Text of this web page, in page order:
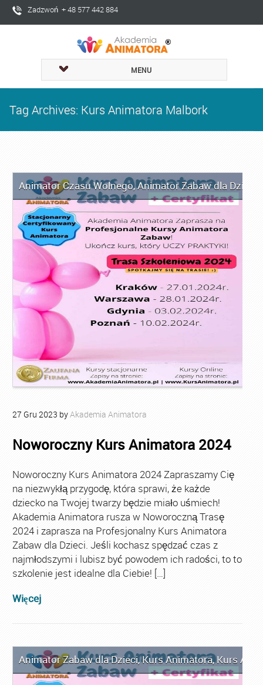
Zadzwoń + 48 577 442 884
MENU
Tag Archives: Kurs Animatora Malbork
Animator Czasu Wolnego,Animator Zabaw dla Dzieci
27 Gru 2023 byAkademia Animatora
Noworoczny Kurs Animatora 2024
Noworoczny Kurs Animatora 2024 Zapraszamy Cię
na niezwykłą przygodę, która sprawi, że każde
dziecko na Twojej twarzy będzie miało uśmiech!
Akademia Animatora rusza w Noworoczną Trasę
2024 i zaprasza na Profesjonalny Kurs Animatora
Zabaw dla Dzieci. Jeśli kochasz spędzać czas z
najmłodszymi i lubisz być powodem ich radości, to to
szkolenie jest idealne dla Ciebie! […]
Więcej
Animator Zabaw dla Dzieci,Kurs Animatora,Kurs